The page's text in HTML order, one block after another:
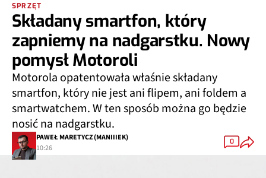
SPRZĘT
Składany smartfon, który
zapniemy na nadgarstku. Nowy
pomysł Motoroli
Motorola opatentowała właśnie składany
smartfon, który nie jest ani flipem, ani foldem a
smartwatchem. W ten sposób można go będzie
nosić na nadgarstku.
PAWEŁ MARETYCZ (MANIIIEK)
10:26
0